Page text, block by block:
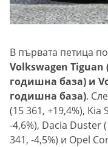
В първата петица
Volkswagen Tiguan
годишна база) и
годишна база).
(15 361, +19,4%), Kia
-4,6%), Dacia Duster
341, -4,5%) и Opel